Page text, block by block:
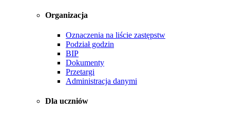
Organizacja
Oznaczenia na liście zastępstw
Podział godzin
BIP
Dokumenty
Przetargi
Administracja danymi
Dla uczniów